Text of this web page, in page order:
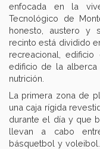
enfocada en la
Tecnológico de
honesto, austero y
recinto está dividido
recreacional,
edificio de la
nutrición.
La primera zona de
una caja rígida
durante el día y que
llevan a cabo
básquetbol y